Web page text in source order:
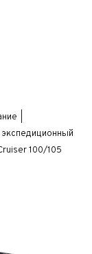
100/105